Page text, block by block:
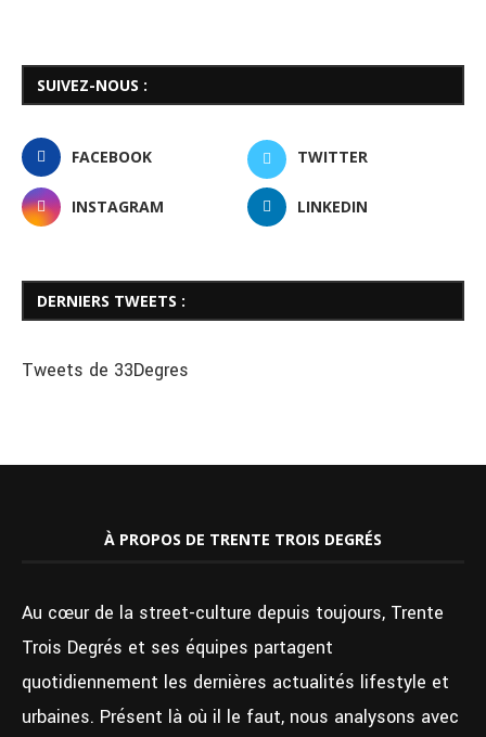
SUIVEZ-NOUS :
FACEBOOK TWITTER
INSTAGRAM LINKEDIN
DERNIERS TWEETS :
Tweets de 33Degres
À PROPOS DE TRENTE TROIS DEGRÉS
Au cœur de la street-culture depuis toujours, Trente
Trois Degrés et ses équipes partagent
quotidiennement les dernières actualités lifestyle et
urbaines. Présent là où il le faut, nous analysons avec